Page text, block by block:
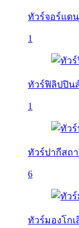
ทัวร์จอร์แดน
1
ทัวร์ฟิลิปปิน
1
ทัวร์ปากีสถ
6
ทัวร์มองโกเ